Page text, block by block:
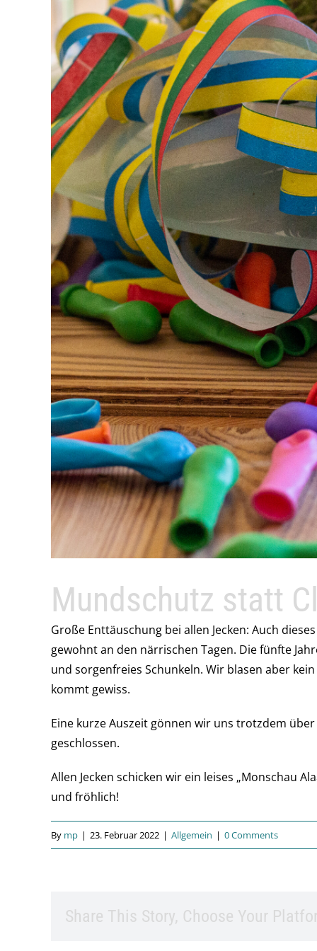
Mundschutz statt
Große Enttäuschung bei allen Jecken: Auch
gewohnt an den närrischen Tagen. Die fünfte
und sorgenfreies Schunkeln. Wir blasen aber
kommt gewiss.
Eine kurze Auszeit gönnen wir uns trotzdem
geschlossen.
Allen Jecken schicken wir ein leises „Monschau
und fröhlich!
By mp | 23. Februar 2022 | Allgemein | 0 Comments
Share This Story, Choose Your